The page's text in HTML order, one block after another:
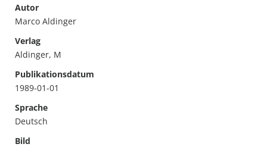
Autor
Marco Aldinger
Verlag
Aldinger, M
Publikationsdatum
1989-01-01
Sprache
Deutsch
Bild